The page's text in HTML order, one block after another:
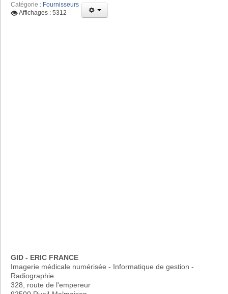
Catégorie : Fournisseurs
Affichages : 5312
GID - ERIC FRANCE
Imagerie médicale numérisée - Informatique de gestion -
Radiographie
328, route de l'empereur